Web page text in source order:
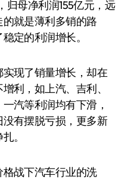
归母净利润155亿元，远
就是薄利多销的路
定的利润增长。
现了销量增长，却在
利，如上汽、吉利、
汽等利润均有下滑，
有摆脱亏损，更多新
。
战下汽车行业的洗